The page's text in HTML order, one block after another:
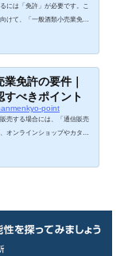
には「免許」が必要です。こ
けて、「一般酒類小売業免
る免許酒類小売業免許...
業免許の要件｜
すべきポイント
point
売する場合には、「通信販売
オンラインショップやカタロ